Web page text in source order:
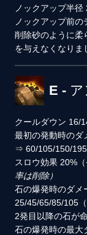
ノックアップ半径
ノックアップ前の
削除砂のように柔
を与えなくなりま
E -
クールダウン 16/
最初の発動時のダ
⇒ 60/105/150/
スロウ効果 20%（
率は削除）
石の爆発時のダメ
25/45/65/85/105（
2発目以降の石が
石の爆発時の最大